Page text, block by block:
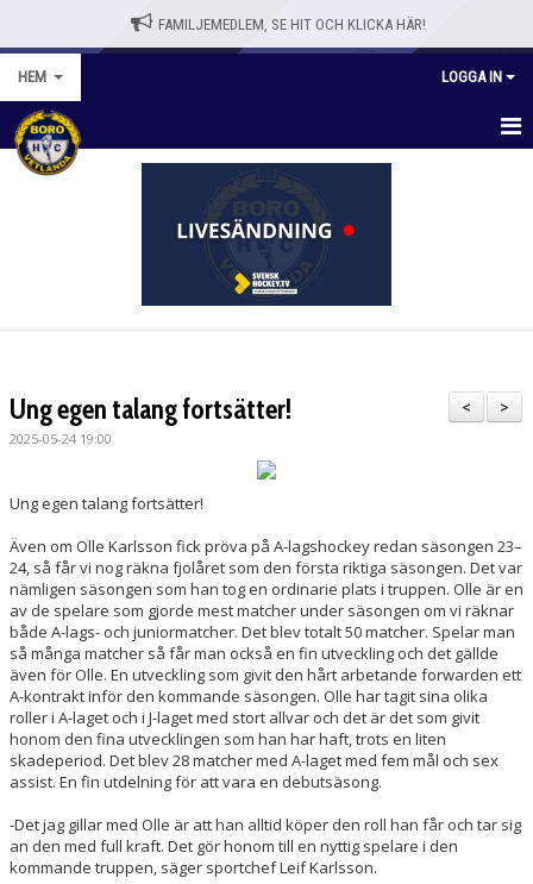
FAMILJEMEDLEM, SE HIT OCH KLICKA HÄR!
HEM LOGGA IN
HEM
KALENDER
MATCHER
TABELL A-LAG
SVENSK HOCKEY TV
SWISH
DOKUMENT
>
<
Ung egen talang fortsätter!
2025-05-24 19:00
Ung egen talang fortsätter!
Även om Olle Karlsson fick pröva på A-lagshockey redan säsongen 23–
24, så får vi nog räkna fjolåret som den första riktiga säsongen. Det var
nämligen säsongen som han tog en ordinarie plats i truppen. Olle är en
av de spelare som gjorde mest matcher under säsongen om vi räknar
både A-lags- och juniormatcher. Det blev totalt 50 matcher. Spelar man
så många matcher så får man också en fin utveckling och det gällde
även för Olle. En utveckling som givit den hårt arbetande forwarden ett
A-kontrakt inför den kommande säsongen. Olle har tagit sina olika
roller i A-laget och i J-laget med stort allvar och det är det som givit
honom den fina utvecklingen som han har haft, trots en liten
skadeperiod. Det blev 28 matcher med A-laget med fem mål och sex
assist. En fin utdelning för att vara en debutsäsong.
-Det jag gillar med Olle är att han alltid köper den roll han får och tar sig
an den med full kraft. Det gör honom till en nyttig spelare i den
kommande truppen, säger sportchef Leif Karlsson.